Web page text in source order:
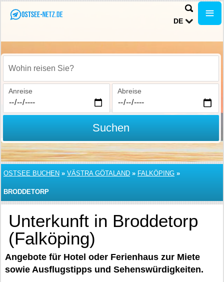
DE
Wohin reisen Sie?
Anreise Abreise
Suchen
OSTSEE BUCHEN » VÄSTRA GÖTALAND » FALKÖPING »
BRODDETORP
Unterkunft in Broddetorp
(Falköping)
Angebote für Hotel oder Ferienhaus zur Miete
sowie Ausflugstipps und Sehenswürdigkeiten.